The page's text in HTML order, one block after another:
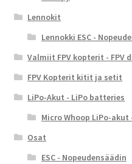
Lennokit
Lennokki ESC -
Valmiit FPV kopterit - FPV
FPV Kopterit kitit ja setit
LiPo-Akut - LiPo batteries
Micro Whoop LiPo-
Osat
ESC - Nopeudensäädin